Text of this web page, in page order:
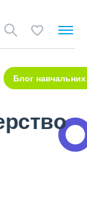
Блог навчальних